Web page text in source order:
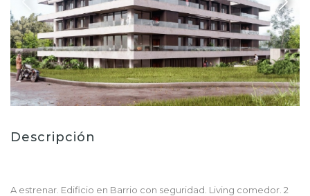
Descripción
A estrenar. Edificio en Barrio con seguridad. Living comedor. 2